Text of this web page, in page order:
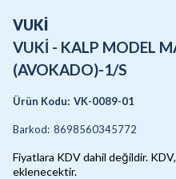
VUKİ
VUKİ - KALP MODEL
(AVOKADO)-1/S
Ürün Kodu: VK-0089-01
Barkod: 8698560345772
Fiyatlara KDV dahil değildir.
eklenecektir.